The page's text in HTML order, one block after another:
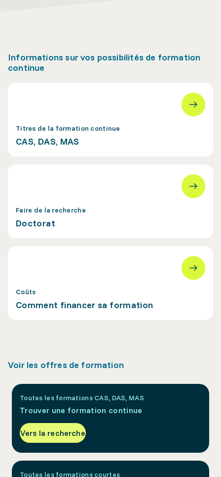
Informations sur vos possibilités de formation
continue
Titres de la formation continue
CAS, DAS, MAS
Faire de la recherche
Doctorat
Coûts
Comment financer sa formation
Voir les offres de formation
Toutes les formations CAS, DAS, MAS
Trouver une formation continue
Vers la recherche
Toutes les formations courtes